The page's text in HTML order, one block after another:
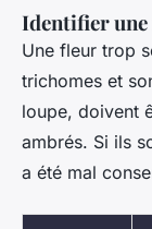
Identifier une
Une fleur trop
trichomes et
loupe, doivent
ambrés. Si ils
a été mal